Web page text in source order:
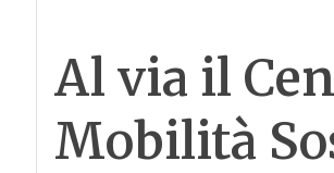
Al via il
Mobilità